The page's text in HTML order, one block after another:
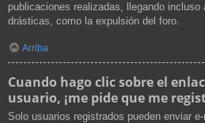
publicaciones realizadas, llegando incluso
drásticas, como la expulsión del foro.
Arriba
Cuando hago clic sobre el
usuario, ¡me pide que me
Solo usuarios registrados pueden enviar